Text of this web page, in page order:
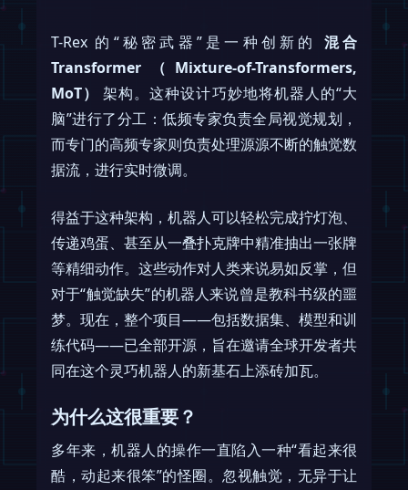
T-Rex 的“秘密武器”是一种创新的 混合
Transformer（Mixture-of-Transformers,
MoT）
架构。这种设计巧妙地将机器人的“大
脑”进行了分工：低频专家负责全局视觉规划，
而专门的高频专家则负责处理源源不断的触觉数
据流，进行实时微调。
得益于这种架构，机器人可以轻松完成拧灯泡、
传递鸡蛋、甚至从一叠扑克牌中精准抽出一张牌
等精细动作。这些动作对人类来说易如反掌，但
对于“触觉缺失”的机器人来说曾是教科书级的噩
梦。现在，整个项目——包括数据集、模型和训
练代码——已全部开源，旨在邀请全球开发者共
同在这个灵巧机器人的新基石上添砖加瓦。
为什么这很重要？
多年来，机器人的操作一直陷入一种“看起来很
酷，动起来很笨”的怪圈。忽视触觉，无异于让